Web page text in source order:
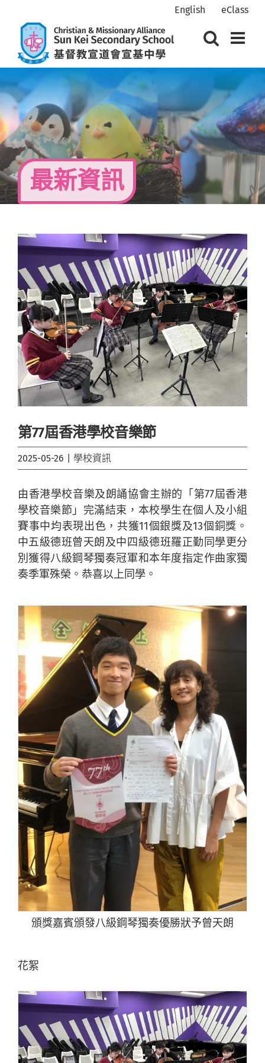
content
English eClass
最新資訊
View
Larger
Image
第77屆香港學校音樂節
2025-05-26 學校資訊
由香港學校音樂及朗誦協會主辦的「第77屆香港
學校音樂節」完滿結束，本校學生在個人及小組
賽事中均表現出色，共獲11個銀獎及13個銅獎。
中五級德班曾天朗及中四級德班羅正勤同學更分
別獲得八級鋼琴獨奏冠軍和本年度指定作曲家獨
奏季軍殊榮。恭喜以上同學。
頒獎嘉賓頒發八級鋼琴獨奏優勝狀予曾天朗
花絮